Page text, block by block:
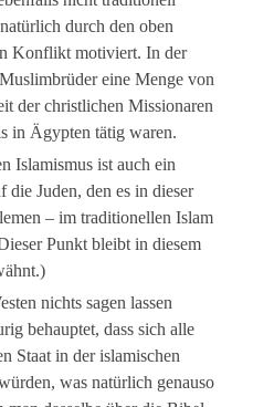
durch den oben
Konflikt motiviert. In der
eine Menge von
der christlichen Missionaren
in Ägypten tätig waren.
Islamismus ist auch ein
die Juden, den es in dieser
– im traditionellen Islam
Punkt bleibt in diesem
nichts sagen lassen
behauptet, dass sich alle
Staat in der islamischen
was natürlich genauso